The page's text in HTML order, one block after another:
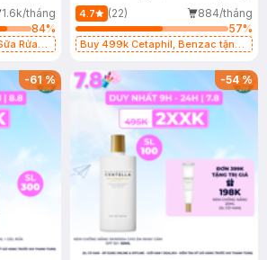
1.6k/tháng
84%
Rửa
4.7 (22)
884/tháng
57%
Buy 499k Cetaphil, Benzac tặng
hạn)
-61% -54%